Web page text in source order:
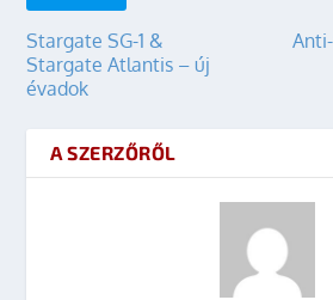
Stargate SG-1 &
Stargate Atlantis – új
évadok
A SZERZŐRŐL